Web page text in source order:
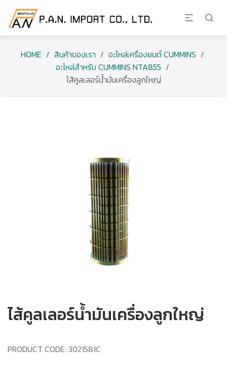
HOME / สินค้าของเรา / อะไหล่เครื่องยนต์ CUMMINS /
อะไหล่สำหรับ CUMMINS NTA855 /
ไส้คูลเลอร์น้ำมันเครื่องลูกใหญ่
ไส้คูลเลอร์น้ำมันเครื่องลูกใหญ่
PRODUCT CODE: 3021581C